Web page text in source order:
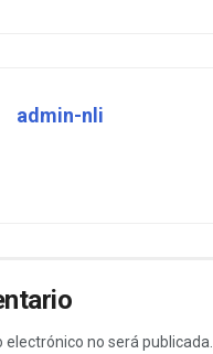
admin-nli
electrónico no será publicada.